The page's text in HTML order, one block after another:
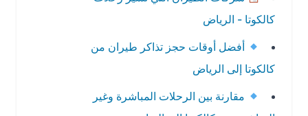
كالكوتا - الرياض
أفضل أوقات حجز تذاكر طيران من
كالكوتا إلى الرياض
مقارنة بين الرحلات المباشرة وغير